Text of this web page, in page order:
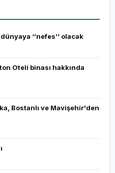
‘’nefes’’ olacak
Oteli binası hakkında
Bostanlı ve Mavişehir'den